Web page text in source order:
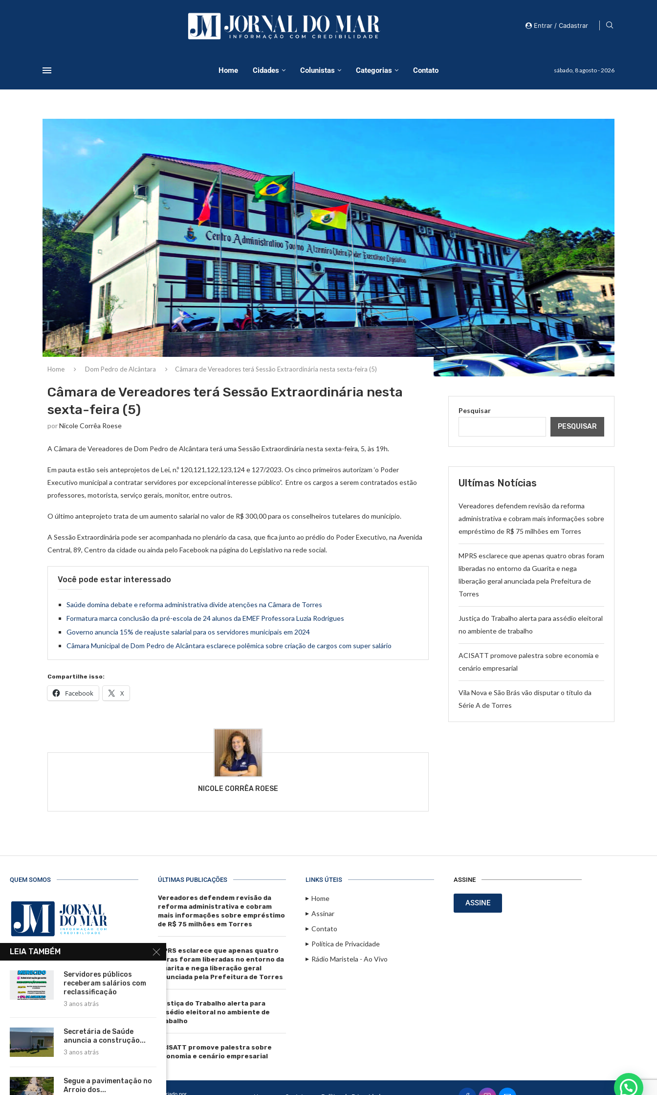
Entrar / Cadastrar
Home Cidades Colunistas Categorias Contato sábado, 8 agosto - 2026
Home Dom Pedro de Alcântara Câmara de Vereadores terá Sessão Extraordinária nesta sexta-feira (5)
Câmara de Vereadores terá Sessão Extraordinária nesta
sexta-feira (5)
porNicole Corrêa Roese
A Câmara de Vereadores de Dom Pedro de Alcântara terá uma Sessão Extraordinária nesta sexta-feira, 5, às 19h.
Em pauta estão seis anteprojetos de Lei, n.º 120,121,122,123,124 e 127/2023. Os cinco primeiros autorizam ‘o Poder
Executivo municipal a contratar servidores por excepcional interesse público”. Entre os cargos a serem contratados estão
professores, motorista, serviço gerais, monitor, entre outros.
O último anteprojeto trata de um aumento salarial no valor de R$ 300,00 para os conselheiros tutelares do município.
A Sessão Extraordinária pode ser acompanhada no plenário da casa, que fica junto ao prédio do Poder Executivo, na Avenida
Central, 89, Centro da cidade ou ainda pelo Facebook na página do Legislativo na rede social.
Você pode estar interessado
Saúde domina debate e reforma administrativa divide atenções na Câmara de Torres
Formatura marca conclusão da pré-escola de 24 alunos da EMEF Professora Luzia Rodrigues
Governo anuncia 15% de reajuste salarial para os servidores municipais em 2024
Câmara Municipal de Dom Pedro de Alcântara esclarece polêmica sobre criação de cargos com super salário
Compartilhe isso:
Facebook X
NICOLE CORRÊA ROESE
Pesquisar
PESQUISAR
Ultímas Notícias
Vereadores defendem revisão da reforma
administrativa e cobram mais informações sobre
empréstimo de R$ 75 milhões em Torres
MPRS esclarece que apenas quatro obras foram
liberadas no entorno da Guarita e nega
liberação geral anunciada pela Prefeitura de
Torres
Justiça do Trabalho alerta para assédio eleitoral
no ambiente de trabalho
ACISATT promove palestra sobre economia e
cenário empresarial
Vila Nova e São Brás vão disputar o título da
Série A de Torres
QUEM SOMOS
Telefone: (51) 3664-4188
Email:
comercial@jornaldomar.combr
imprensa@jornaldomar.combr
ÚLTIMAS PUBLICAÇÕES
Vereadores defendem revisão da
reforma administrativa e cobram
mais informações sobre empréstimo
de R$ 75 milhões em Torres
MPRS esclarece que apenas quatro
obras foram liberadas no entorno da
Guarita e nega liberação geral
anunciada pela Prefeitura de Torres
Justiça do Trabalho alerta para
assédio eleitoral no ambiente de
trabalho
ACISATT promove palestra sobre
economia e cenário empresarial
LINKS ÚTEIS
Home
Assinar
Contato
Política de Privacidade
Rádio Maristela - Ao Vivo
ASSINE
ASSINE
LEIA TAMBÉM
Servidores públicos
receberam salários com
reclassificação
3 anos atrás
Secretária de Saúde
anuncia a construção...
3 anos atrás
Segue a pavimentação no
Arroio dos...